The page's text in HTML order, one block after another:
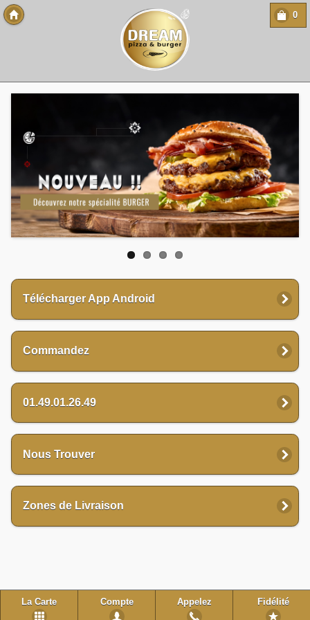
0
Télécharger App Android
Commandez
01.49.01.26.49
Nous Trouver
Zones de Livraison
La Carte Compte Appelez Fidélité
Copyright 2013 Des-Click Com